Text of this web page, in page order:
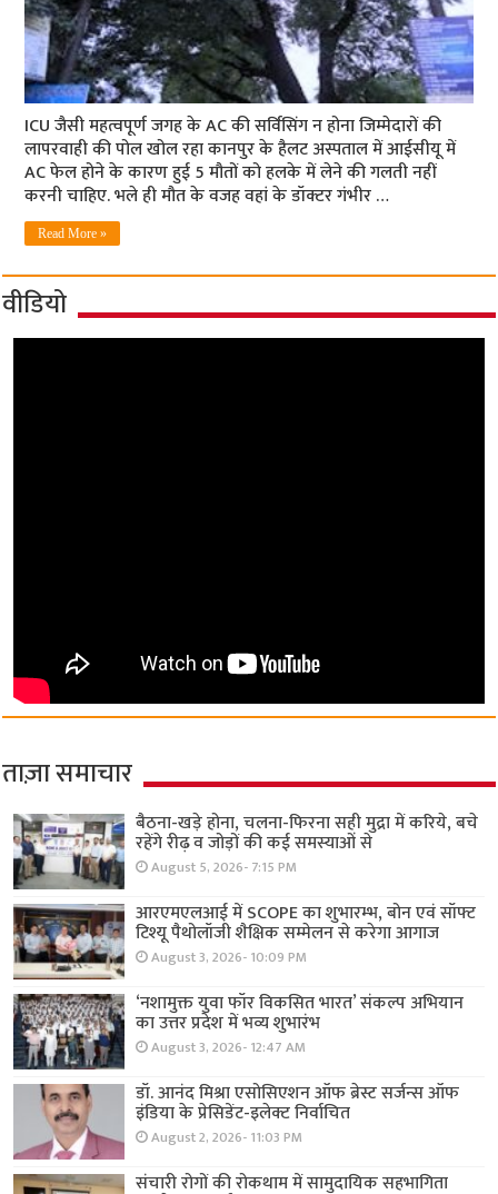
ICU जैसी महत्वपूर्ण जगह के AC की सर्विसिंग न होना जिम्मेदारों की
लापरवाही की पोल खोल रहा कानपुर के हैलट अस्पताल में आईसीयू में
AC फेल होने के कारण हुई 5 मौतों को हलके में लेने की गलती नहीं
करनी चाहिए. भले ही मौत के वजह वहां के डॉक्टर गंभीर …
Read More »
वीडियो
ताज़ा समाचार
बैठना-खड़े होना, चलना-फिरना सही मुद्रा में करिये, बचे
रहेंगे रीढ़ व जोड़ों की कई समस्याओं से
August 5, 2026- 7:15 PM
आरएमएलआई में SCOPE का शुभारम्भ, बोन एवं सॉफ्ट
टिश्यू पैथोलॉजी शैक्षिक सम्मेलन से करेगा आगाज
August 3, 2026- 10:09 PM
‘नशामुक्त युवा फॉर विकसित भारत’ संकल्प अभियान
का उत्तर प्रदेश में भव्य शुभारंभ
August 3, 2026- 12:47 AM
डॉ. आनंद मिश्रा एसोसिएशन ऑफ ब्रेस्ट सर्जन्स ऑफ
इंडिया के प्रेसिडेंट-इलेक्ट निर्वाचित
August 2, 2026- 11:03 PM
संचारी रोगों की रोकथाम में सामुदायिक सहभागिता